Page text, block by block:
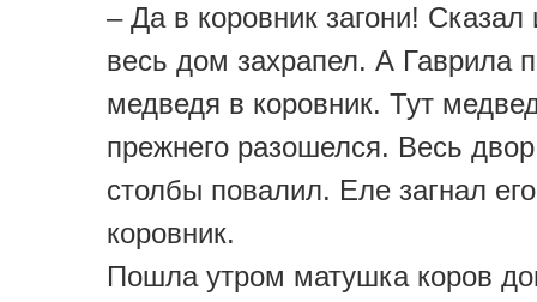
– Да в коровник загони! Сказал
весь дом захрапел. А Гаврила
медведя в коровник. Тут
прежнего разошелся. Весь
столбы повалил. Еле загнал
коровник.
Пошла утром матушка коров